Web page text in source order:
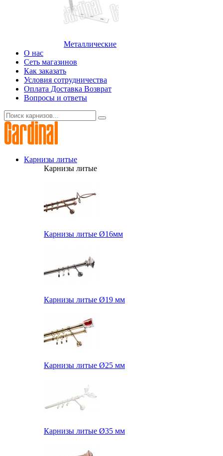
Металлические
О нас
Сеть магазинов
Как заказать
Условия сотрудничества
Оплата Доставка Возврат
Вопросы и ответы
Карнизы литые
Карнизы литые
Карнизы литые Ø16мм
Карнизы литые Ø19 мм
Карнизы литые Ø25 мм
Карнизы литые Ø35 мм